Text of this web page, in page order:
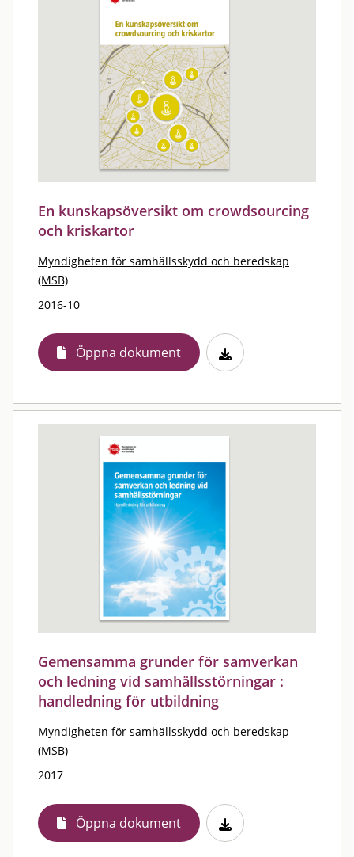
En kunskapsöversikt om crowdsourcing
och kriskartor
Myndigheten för samhällsskydd och beredskap
(MSB)
2016-10
Öppna dokument
Gemensamma grunder för samverkan
och ledning vid samhällsstörningar :
handledning för utbildning
Myndigheten för samhällsskydd och beredskap
(MSB)
2017
Öppna dokument